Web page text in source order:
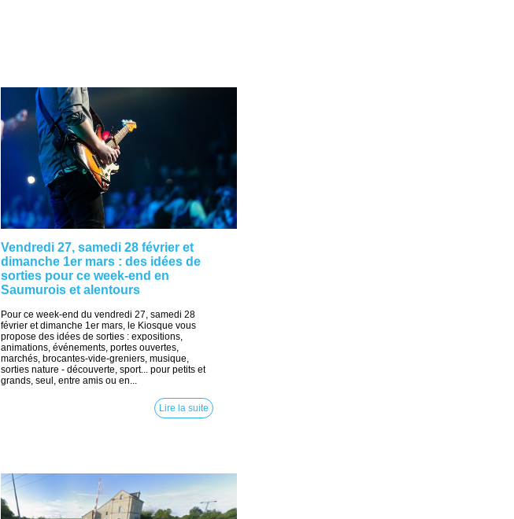
Vendredi 27, samedi 28 février et
dimanche 1er mars : des idées de
sorties pour ce week-end en
Saumurois et alentours
Pour ce week-end du vendredi 27, samedi 28
février et dimanche 1er mars, le Kiosque vous
propose des idées de sorties : expositions,
animations, événements, portes ouvertes,
marchés, brocantes-vide-greniers, musique,
sorties nature - découverte, sport... pour petits et
grands, seul, entre amis ou en...
Lire la suite